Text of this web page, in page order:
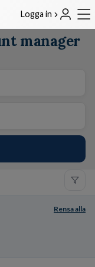
Logga in
manager
Rensa alla